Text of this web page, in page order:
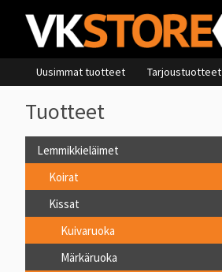
Uusimmat tuotteet Tarjoustuotteet
Tuotteet
Lemmikkieläimet
Koirat
Kissat
Kuivaruoka
Märkäruoka